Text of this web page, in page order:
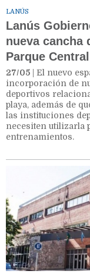
LANÚS
Lanús
nueva cancha
Parque
27/05 | El nuevo
incorporación de
deportivos
playa, además de
las instituciones
necesiten utilizarla
entrenamientos.